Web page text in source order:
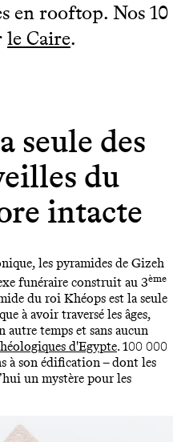
en rooftop. Nos 10
le Caire.
seule des
du
intacte
les pyramides de Gizeh
funéraire construit au 3ème
du roi Khéops est la seule
à avoir traversé les âges,
temps et sans aucun
d'Egypte. 100 000
à son édification – dont les
un mystère pour les